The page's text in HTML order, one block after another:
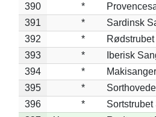
390
*
391
*
Sardinsk
392
*
393
*
Iberisk
394
*
395
*
396
*